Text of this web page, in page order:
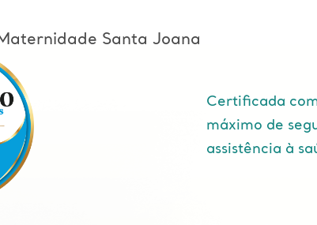
Santa Joana
Certificada
máximo de
assistência à